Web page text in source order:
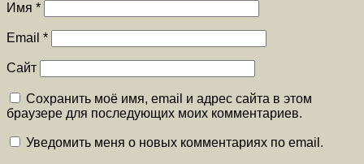
Имя *
Email *
Сайт
Сохранить моё имя, email и адрес сайта в этом
браузере для последующих моих комментариев.
Уведомить меня о новых комментариях по email.